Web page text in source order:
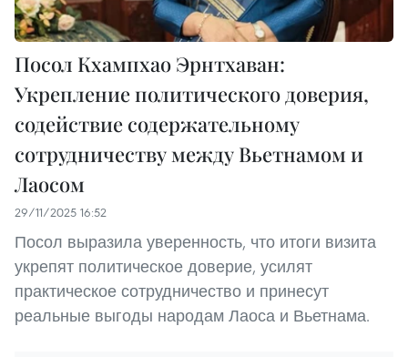
Посол Кхампхао Эрнтхаван:
Укрепление политического доверия,
содействие содержательному
сотрудничеству между Вьетнамом и
Лаосом
29/11/2025 16:52
Посол выразила уверенность, что итоги визита
укрепят политическое доверие, усилят
практическое сотрудничество и принесут
реальные выгоды народам Лаоса и Вьетнама.